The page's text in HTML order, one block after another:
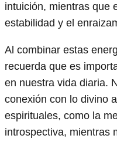
intuición, mientras que
estabilidad y el
Al combinar estas
recuerda que es
en nuestra vida diaria.
conexión con lo divino
espirituales, como la
introspectiva, mientras